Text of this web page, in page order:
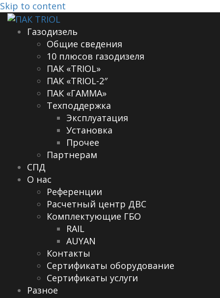
Skip to content
Газодизель
Общие сведения
10 плюсов газодизеля
ПАК «TRIOL»
ПАК «TRIOL-2″
ПАК «ГАММА»
Техподдержка
Эксплуатация
Установка
Прочее
Партнерам
СПД
О нас
Референции
Расчетный центр ДВС
Комплектующие ГБО
RAIL
AUYAN
Контакты
Сертификаты оборудование
Сертификаты услуги
Разное